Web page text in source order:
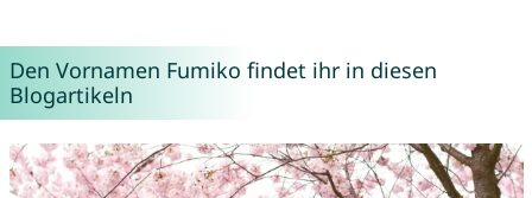
Den Vornamen Fumiko findet ihr in diesen
Blogartikeln